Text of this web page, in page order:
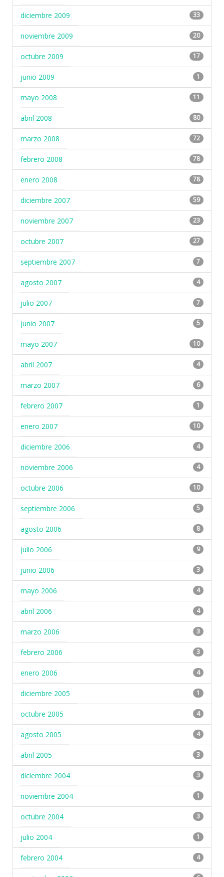
diciembre 2009 33
noviembre 2009 20
octubre 2009 17
junio 2009 1
mayo 2008 11
abril 2008 80
marzo 2008 72
febrero 2008 78
enero 2008 78
diciembre 2007 59
noviembre 2007 23
octubre 2007 27
septiembre 2007 7
agosto 2007 4
julio 2007 7
junio 2007 5
mayo 2007 10
abril 2007 4
marzo 2007 6
febrero 2007 1
enero 2007 10
diciembre 2006 4
noviembre 2006 4
octubre 2006 10
septiembre 2006 5
agosto 2006 8
julio 2006 9
junio 2006 3
mayo 2006 4
abril 2006 4
marzo 2006 3
febrero 2006 3
enero 2006 4
diciembre 2005 1
octubre 2005 4
agosto 2005 4
abril 2005 3
diciembre 2004 3
noviembre 2004 1
octubre 2004 3
julio 2004 1
febrero 2004 4